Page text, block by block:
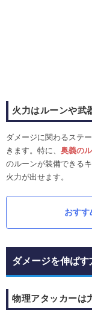
火力はルーンや武
ダメージに関わるステ
きます。特に、 奥義の
のルーンが装備できる
火力が出せます。
おすす
ダメージを伸ばす
物理アタッカーは